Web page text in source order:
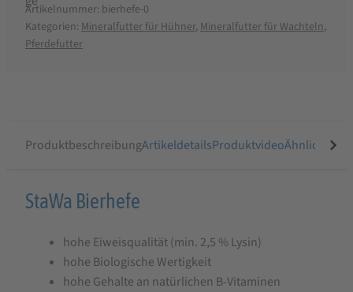
Artikelnummer: bierhefe-0
Kategorien: Mineralfutter für Hühner, Mineralfutter für Wachteln,
Pferdefutter
ProduktbeschreibungArtikeldetailsProduktvideoÄhnliche
Produktbeschreibung
StaWa
Bierhefe
StaWa Bierhefe
hohe Eiweisqualität (min. 2,5 % Lysin)
hohe Biologische Wertigkeit
hohe Gehalte an natürlichen B-Vitaminen